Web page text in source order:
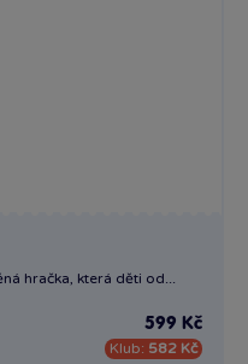
hračka, která děti od...
599 Kč
Klub: 582 Kč